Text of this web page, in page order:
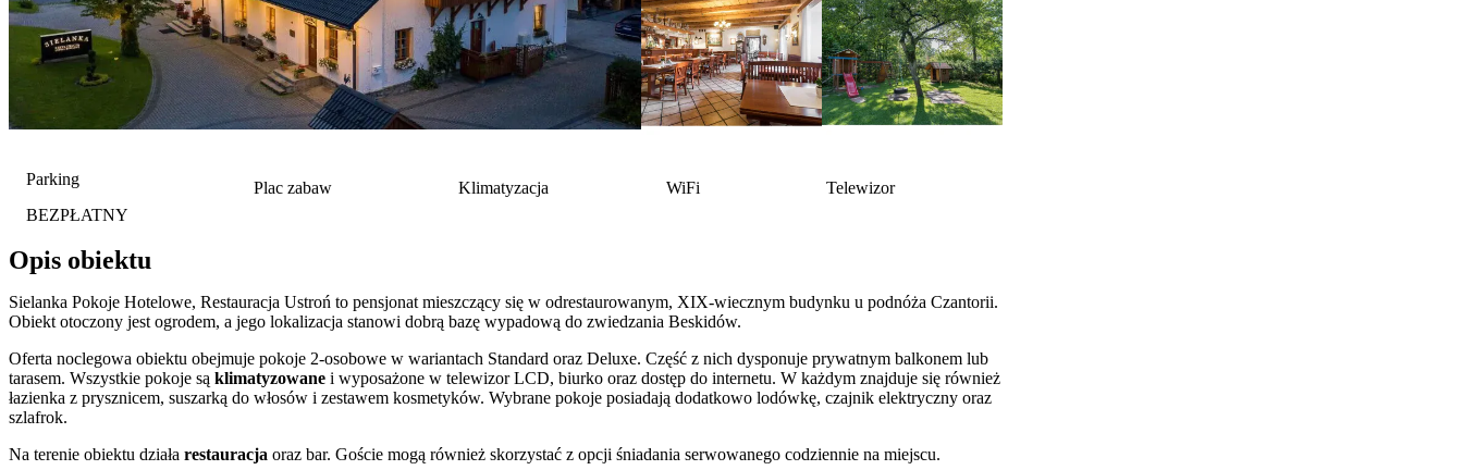
Parking
BEZPŁATNY
Plac zabaw Klimatyzacja WiFi Telewizor
Opis obiektu
Sielanka Pokoje Hotelowe, Restauracja Ustroń to pensjonat mieszczący się w odrestaurowanym, XIX-wiecznym budynku u podnóża Czantorii.
Obiekt otoczony jest ogrodem, a jego lokalizacja stanowi dobrą bazę wypadową do zwiedzania Beskidów.
Oferta noclegowa obiektu obejmuje pokoje 2-osobowe w wariantach Standard oraz Deluxe. Część z nich dysponuje prywatnym balkonem lub
tarasem. Wszystkie pokoje są klimatyzowane i wyposażone w telewizor LCD, biurko oraz dostęp do internetu. W każdym znajduje się również
łazienka z prysznicem, suszarką do włosów i zestawem kosmetyków. Wybrane pokoje posiadają dodatkowo lodówkę, czajnik elektryczny oraz
szlafrok.
Na terenie obiektu działa restauracja oraz bar. Goście mogą również skorzystać z opcji śniadania serwowanego codziennie na miejscu.